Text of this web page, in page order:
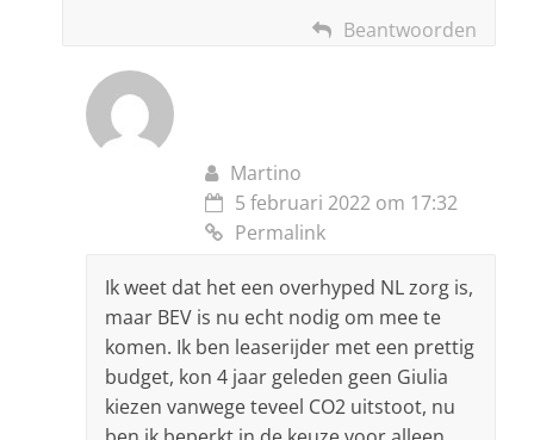
Beantwoorden
Martino
5 februari 2022 om 17:32
Permalink
Ik weet dat het een overhyped NL zorg is,
maar BEV is nu echt nodig om mee te
komen. Ik ben leaserijder met een prettig
budget, kon 4 jaar geleden geen Giulia
kiezen vanwege teveel CO2 uitstoot, nu